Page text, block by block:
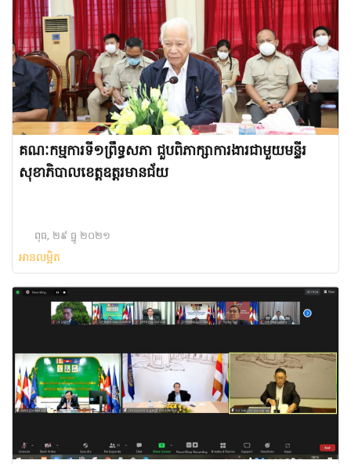
គណៈកម្មការទី១ព្រឹទ្ធសភា ជួបពិភាក្សាការងារជាមួយមន្ទីរ
សុខាភិបាលខេត្តឧត្តរមានជ័យ
ពុធ, ២៩ ធ្នូ ២០២១
អានលម្អិត